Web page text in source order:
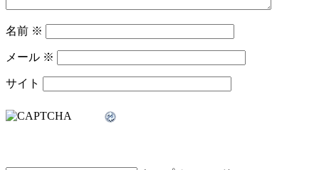
名前 ※
メール ※
サイト